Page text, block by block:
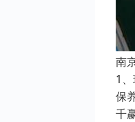
南
1
保
千